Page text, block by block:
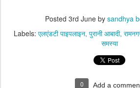
Posted 3rd Juneby sandhya
Labels: एलएंडटी पाइपलाइन पुरानी आबादी
समस्या
0 Add a